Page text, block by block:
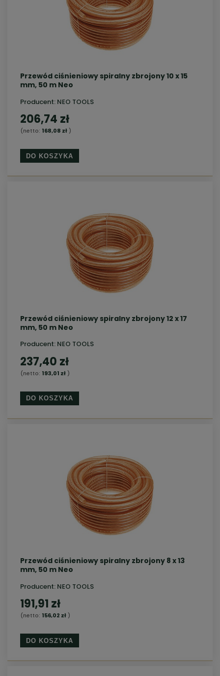
Przewód ciśnieniowy spiralny zbrojony 10 x 15
mm, 50 m Neo
Producent: NEO TOOLS
206,74 zł
(netto: 168,08 zł)
DO KOSZYKA
Przewód ciśnieniowy spiralny zbrojony 12 x 17
mm, 50 m Neo
Producent: NEO TOOLS
237,40 zł
(netto: 193,01 zł)
DO KOSZYKA
Przewód ciśnieniowy spiralny zbrojony 8 x 13
mm, 50 m Neo
Producent: NEO TOOLS
191,91 zł
(netto: 156,02 zł)
DO KOSZYKA